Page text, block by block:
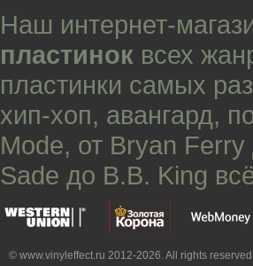
Наш интернет-
пластинок всех
пластинки самых
хип-хоп, авангард,
Mode, от Bryan Ferry
Sade до B.B. King
© www.vinyleffect.ru 2012-2026. All rights